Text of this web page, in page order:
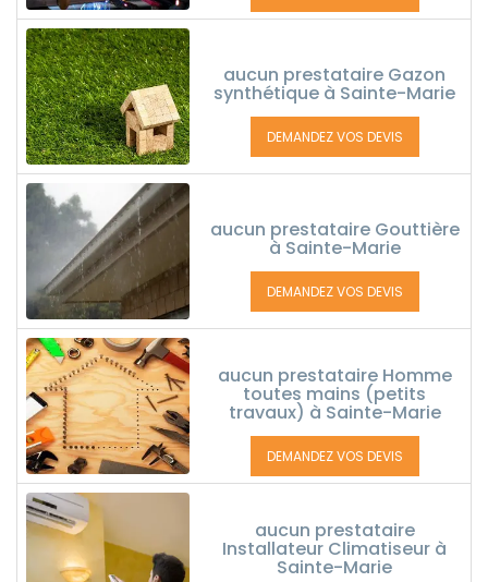
aucun prestataire Gazon
synthétique à Sainte-Marie
DEMANDEZ VOS DEVIS
aucun prestataire Gouttière
à Sainte-Marie
DEMANDEZ VOS DEVIS
aucun prestataire Homme
toutes mains (petits
travaux) à Sainte-Marie
DEMANDEZ VOS DEVIS
aucun prestataire
Installateur Climatiseur à
Sainte-Marie